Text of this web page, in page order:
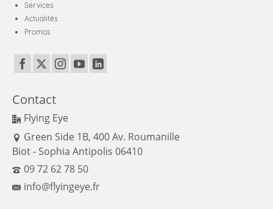
Services
Actualités
Promos
Contact
Flying Eye
Green Side 1B, 400 Av. Roumanille
Biot - Sophia Antipolis 06410
09 72 62 78 50
info@flyingeye.fr